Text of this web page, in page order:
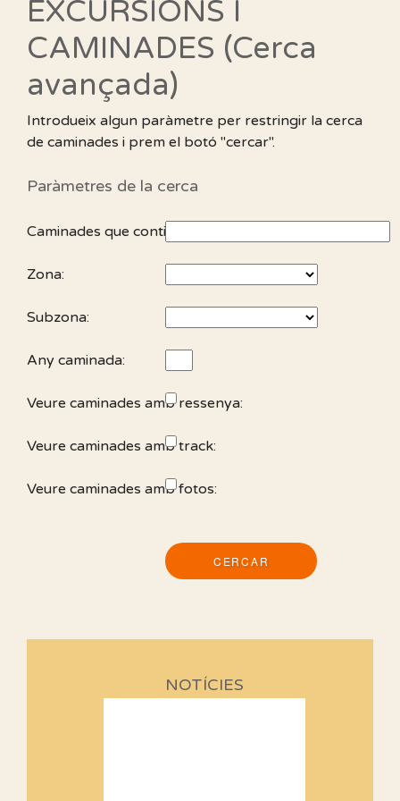
EXCURSIONS I
CAMINADES (Cerca
avançada)
Introdueix algun paràmetre per restringir la cerca
de caminades i prem el botó "cercar".
Paràmetres de la cerca
Caminades que continguin:
Zona:
Subzona:
Any caminada:
Veure caminades amb ressenya:
Veure caminades amb track:
Veure caminades amb fotos:
NOTÍCIES